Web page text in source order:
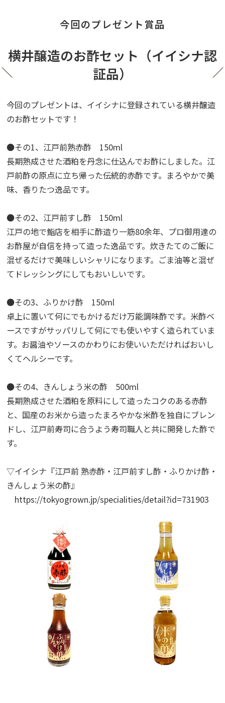
今回のプレゼント賞品
横井醸造のお酢セット（イイシナ認
証品）
今回のプレゼントは、イイシナに登録されている横井醸造
のお酢セットです！
●その1、江戸前熟赤酢 150ml
長期熟成させた酒粕を丹念に仕込んでお酢にしました。江
戸前酢の原点に立ち帰った伝統的赤酢です。まろやかで美
味、香りたつ逸品です。
●その2、江戸前すし酢 150ml
江戸の地で鮨店を相手に酢造り一筋80余年、プロ御用達の
お酢屋が自信を持って造った逸品です。炊きたてのご飯に
混ぜるだけで美味しいシャリになります。ごま油等と混ぜ
てドレッシングにしてもおいしいです。
●その3、ふりかけ酢 150ml
卓上に置いて何にでもかけるだけ万能調味酢です。米酢ベ
ースですがサッパリして何にでも使いやすく造られていま
す。お醤油やソースのかわりにお使いいただければおいし
くてヘルシーです。
●その4、きんしょう米の酢 500ml
長期熟成させた酒粕を原料にして造ったコクのある赤酢
と、国産のお米から造ったまろやかな米酢を独自にブレン
ドし、江戸前寿司に合うよう寿司職人と共に開発した酢で
す。
▽イイシナ『江戸前 熟赤酢・江戸前すし酢・ふりかけ酢・
きんしょう米の酢』
https://tokyogrown.jp/specialities/detail?id=731903